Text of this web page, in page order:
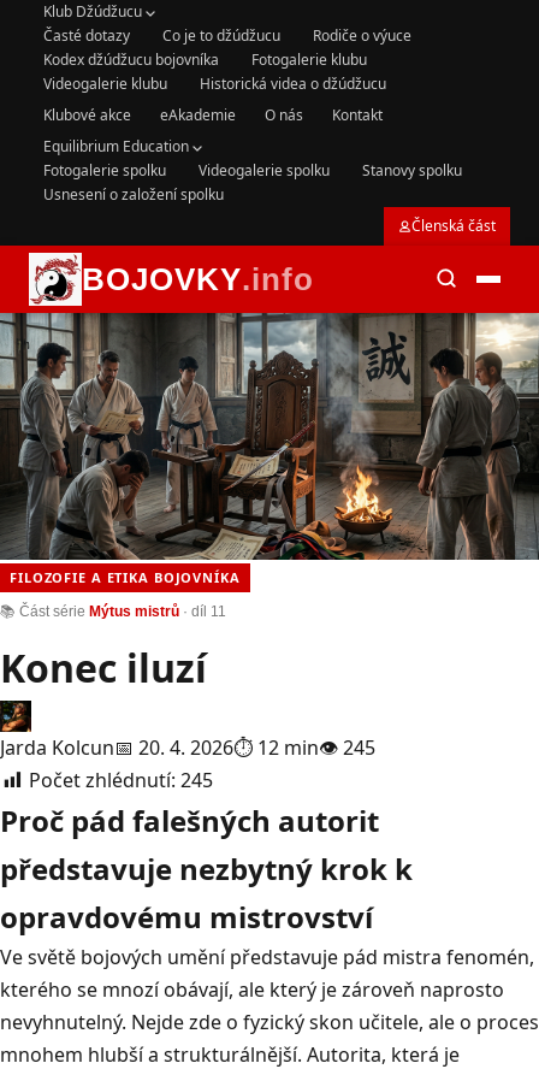
Klub Džúdžucu
Časté dotazy
Co je to džúdžucu
Rodiče o výuce
Kodex džúdžucu bojovníka
Fotogalerie klubu
Videogalerie klubu
Historická videa o džúdžucu
Klubové akce
eAkademie O nás
Kontakt
Equilibrium Education
Fotogalerie spolku
Videogalerie spolku
Stanovy spolku
Usnesení o založení spolku
Členská část
BOJOVKY.info
FILOZOFIE A ETIKA BOJOVNÍKA
📚 Část série Mýtus mistrů · díl 11
Konec iluzí
Jarda Kolcun📅 20. 4. 2026⏱ 12 min👁 245
Počet zhlédnutí: 245
Proč pád falešných autorit
představuje nezbytný krok k
opravdovému mistrovství
Ve světě bojových umění představuje pád mistra fenomén,
kterého se mnozí obávají, ale který je zároveň naprosto
nevyhnutelný. Nejde zde o fyzický skon učitele, ale o proces
mnohem hlubší a strukturálnější. Autorita, která je